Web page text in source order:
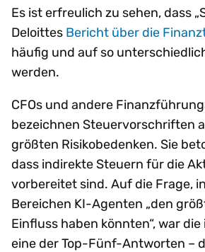
Es ist erfreulich zu sehen, dass
Deloittes Bericht über die
häufig und auf so
werden.
CFOs und andere
bezeichnen Steuervorschriften
größten Risikobedenken. Sie
dass indirekte Steuern für die
vorbereitet sind. Auf die Frage,
Bereichen KI-Agenten „den
Einfluss haben könnten“, war
eine der Top-Fünf-Antworten –